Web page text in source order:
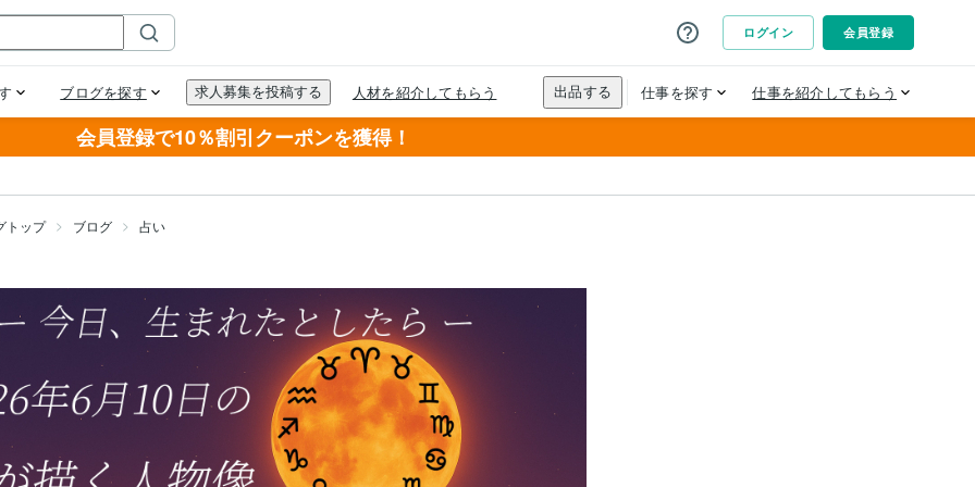
会員登録で10％割引クーポンを獲得！
トップ ブログ 占い